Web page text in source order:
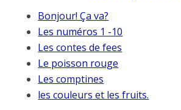
Bonjour! Ça va?
Les numéros 1 -10
Les contes de fees
Le poisson rouge
Les comptines
les couleurs et les fruits.